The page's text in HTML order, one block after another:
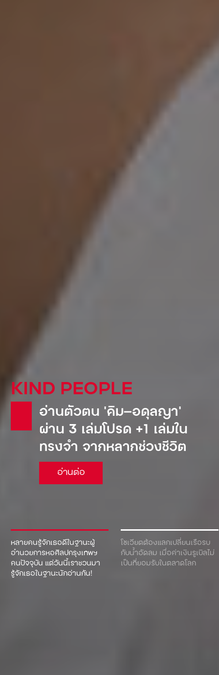
หลายคนรู้จักเธอดีในฐานะผู้
อำนวยการหอศิลปกรุงเทพฯ
คนปัจจุบัน แต่วันนี้เราชวนมา
รู้จักเธอในฐานะนักอ่านกัน!
โซเวียตต้องแลกเปลี่ยนเรือรบ
กับน้ำอัดลม เมื่อค่าเงินรูเบิลไม่
เป็นที่ยอมรับในตลาดโลก
KIND PEOPLE
อ่านตัวตน ‘คิม—อดุลญา’
ผ่าน 3 เล่มโปรด +1 เล่มใน
ทรงจำ จากหลากช่วงชีวิต
อ่านต่อ